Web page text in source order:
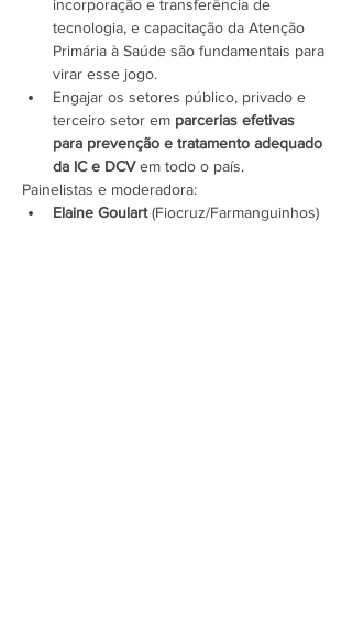
incorporação e transferência de
tecnologia, e capacitação da Atenção
Primária à Saúde são fundamentais para
virar esse jogo.
Engajar os setores público, privado e
terceiro setor em parcerias efetivas
para prevenção e tratamento adequado
da IC e DCV em todo o país.
Painelistas e moderadora:
Elaine Goulart (Fiocruz/Farmanguinhos)